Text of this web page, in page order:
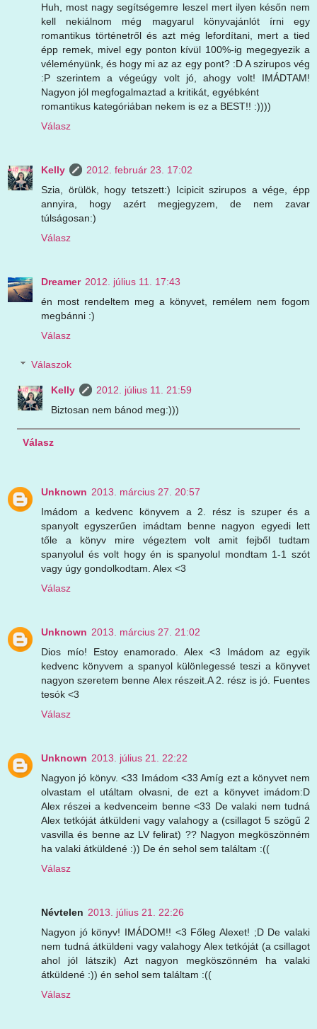
Huh, most nagy segítségemre leszel mert ilyen későn nem
kell nekiálnom még magyarul könyvajánlót írni egy
romantikus történetről és azt még lefordítani, mert a tied
épp remek, mivel egy ponton kívül 100%-ig megegyezik a
véleményünk, és hogy mi az az egy pont? :D A szirupos vég
:P szerintem a végeúgy volt jó, ahogy volt! IMÁDTAM!
Nagyon jól megfogalmaztad a kritikát, egyébként
romantikus kategóriában nekem is ez a BEST!! :))))
Válasz
Kelly
2012. február 23. 17:02
Szia, örülök, hogy tetszett:) Icipicit szirupos a vége, épp
annyira, hogy azért megjegyzem, de nem zavar
túlságosan:)
Válasz
Dreamer 2012. július 11. 17:43
én most rendeltem meg a könyvet, remélem nem fogom
megbánni :)
Válasz
Válaszok
Kelly
2012. július 11. 21:59
Biztosan nem bánod meg:)))
Válasz
Unknown 2013. március 27. 20:57
Imádom a kedvenc könyvem a 2. rész is szuper és a
spanyolt egyszerűen imádtam benne nagyon egyedi lett
tőle a könyv mire végeztem volt amit fejből tudtam
spanyolul és volt hogy én is spanyolul mondtam 1-1 szót
vagy úgy gondolkodtam. Alex <3
Válasz
Unknown 2013. március 27. 21:02
Dios mío! Estoy enamorado. Alex <3 Imádom az egyik
kedvenc könyvem a spanyol különlegessé teszi a könyvet
nagyon szeretem benne Alex részeit.A 2. rész is jó. Fuentes
tesók <3
Válasz
Unknown 2013. július 21. 22:22
Nagyon jó könyv. <33 Imádom <33 Amíg ezt a könyvet nem
olvastam el utáltam olvasni, de ezt a könyvet imádom:D
Alex részei a kedvenceim benne <33 De valaki nem tudná
Alex tetkóját átküldeni vagy valahogy a (csillagot 5 szögű 2
vasvilla és benne az LV felirat) ?? Nagyon megköszönném
ha valaki átküldené :)) De én sehol sem találtam :((
Válasz
Névtelen 2013. július 21. 22:26
Nagyon jó könyv! IMÁDOM!! <3 Főleg Alexet! ;D De valaki
nem tudná átküldeni vagy valahogy Alex tetkóját (a csillagot
ahol jól látszik) Azt nagyon megköszönném ha valaki
átküldené :)) én sehol sem találtam :((
Válasz